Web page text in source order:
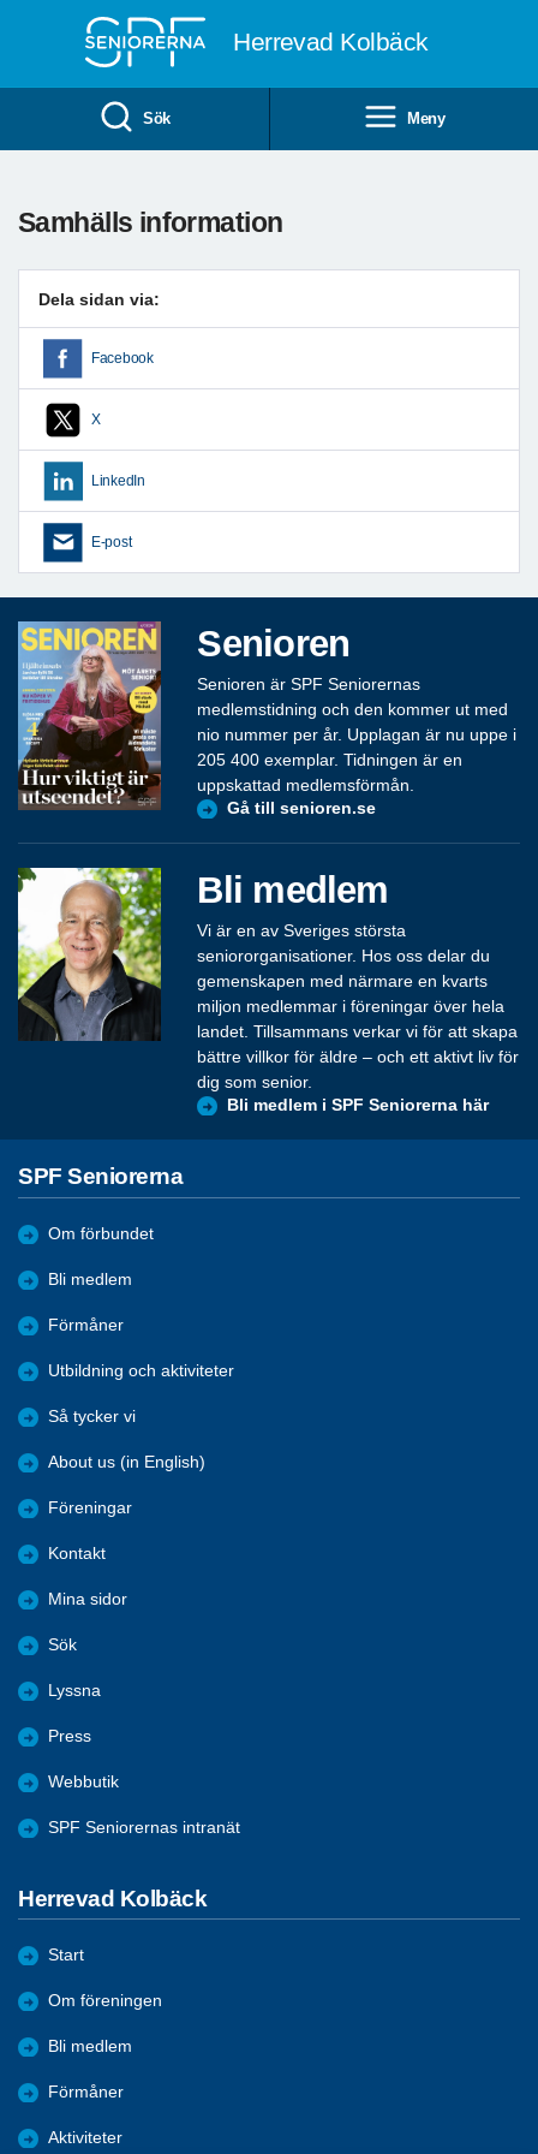
Herrevad Kolbäck
Sök Meny
Samhälls information
Dela sidan via:
Facebook
X
LinkedIn
E-post
Senioren
Senioren är SPF Seniorernas
medlemstidning och den kommer ut med
nio nummer per år. Upplagan är nu uppe i
205 400 exemplar. Tidningen är en
uppskattad medlemsförmån.
Gå till senioren.se
Bli medlem
Vi är en av Sveriges största
seniororganisationer. Hos oss delar du
gemenskapen med närmare en kvarts
miljon medlemmar i föreningar över hela
landet. Tillsammans verkar vi för att skapa
bättre villkor för äldre – och ett aktivt liv för
dig som senior.
Bli medlem i SPF Seniorerna här
SPF Seniorerna
Om förbundet
Bli medlem
Förmåner
Utbildning och aktiviteter
Så tycker vi
About us (in English)
Föreningar
Kontakt
Mina sidor
Sök
Lyssna
Press
Webbutik
SPF Seniorernas intranät
Herrevad Kolbäck
Start
Om föreningen
Bli medlem
Förmåner
Aktiviteter